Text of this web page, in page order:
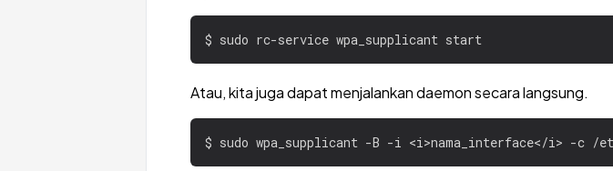
Atau, kita juga dapat menjalankan daemon secara langsung.